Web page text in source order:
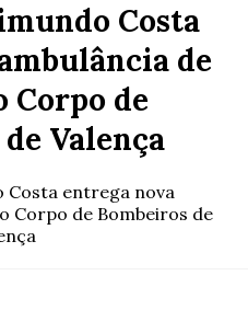
Costa
de
Corpo de
Valença
Costa entrega nova
Corpo de Bombeiros de